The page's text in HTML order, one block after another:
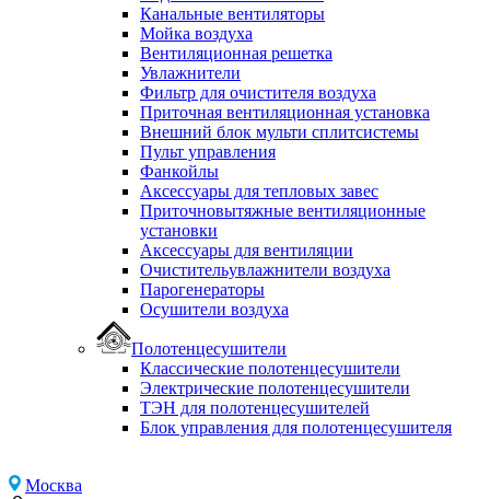
Канальные вентиляторы
Мойка воздуха
Вентиляционная решетка
Увлажнители
Фильтр для очистителя воздуха
Приточная вентиляционная установка
Внешний блок мульти сплитсистемы
Пульт управления
Фанкойлы
Аксессуары для тепловых завес
Приточновытяжные вентиляционные
установки
Аксессуары для вентиляции
Очистительувлажнители воздуха
Парогенераторы
Осушители воздуха
Полотенцесушители
Классические полотенцесушители
Электрические полотенцесушители
ТЭН для полотенцесушителей
Блок управления для полотенцесушителя
Москва